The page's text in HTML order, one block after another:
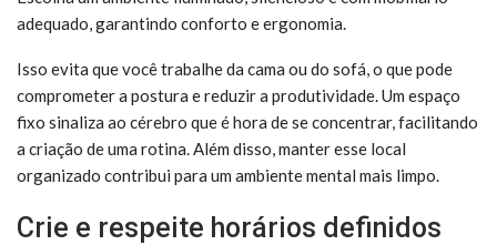
adequado, garantindo conforto e ergonomia.
Isso evita que você trabalhe da cama ou do sofá, o que pode
comprometer a postura e reduzir a produtividade. Um espaço
fixo sinaliza ao cérebro que é hora de se concentrar, facilitando
a criação de uma rotina. Além disso, manter esse local
organizado contribui para um ambiente mental mais limpo.
Crie e respeite horários definidos